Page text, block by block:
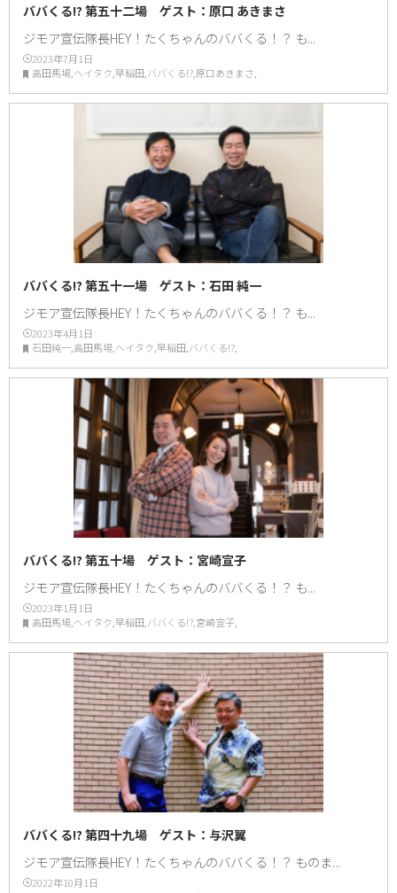
ババくる!? 第五十二場 ゲスト：原口 あきまさ
ジモア宣伝隊長HEY！たくちゃんのババくる！？ も...
2023年7月1日
高田馬場,ヘイタク,早稲田,ババくる!?,原口あきまさ,
ババくる!? 第五十一場 ゲスト：石田 純一
ジモア宣伝隊長HEY！たくちゃんのババくる！？ も...
2023年4月1日
石田純一,高田馬場,ヘイタク,早稲田,ババくる!?,
ババくる!? 第五十場 ゲスト：宮崎宣子
ジモア宣伝隊長HEY！たくちゃんのババくる！？ も...
2023年1月1日
高田馬場,ヘイタク,早稲田,ババくる!?,宮崎宣子,
ババくる!? 第四十九場 ゲスト：与沢翼
ジモア宣伝隊長HEY！たくちゃんのババくる！？ ものま...
2022年10月1日